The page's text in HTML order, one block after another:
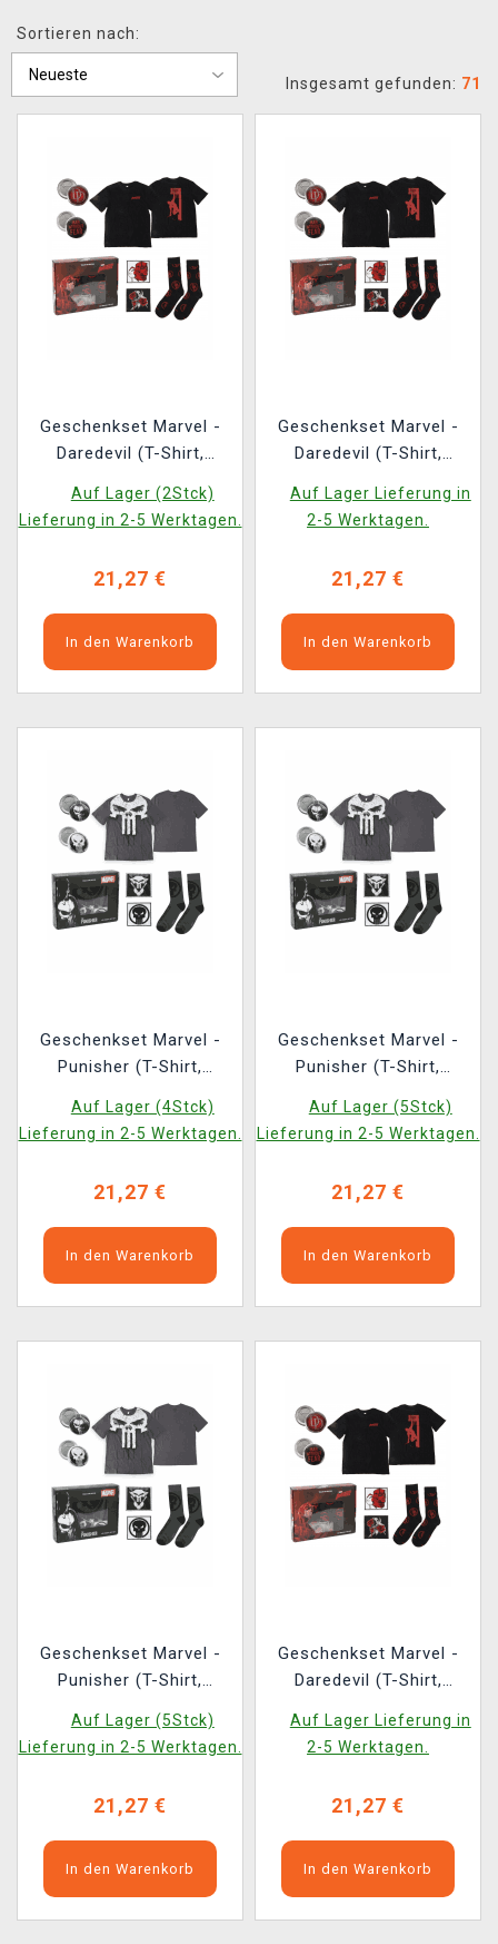
XZONE CLUB
Sortieren nach:
Insgesamt gefunden: 71
Geschenkset Marvel -
Daredevil (T-Shirt,
Socken) (Größe XL)
Auf Lager (2Stck)
Lieferung in 2-5 Werktagen.
21,27 €
In den Warenkorb
Geschenkset Marvel -
Daredevil (T-Shirt,
Socken) (Größe L)
Auf Lager Lieferung in
2-5 Werktagen.
21,27 €
In den Warenkorb
Geschenkset Marvel -
Punisher (T-Shirt,
Socken) (Größe XL)
Auf Lager (4Stck)
Lieferung in 2-5 Werktagen.
21,27 €
In den Warenkorb
Geschenkset Marvel -
Punisher (T-Shirt,
Socken) (Größe L)
Auf Lager (5Stck)
Lieferung in 2-5 Werktagen.
21,27 €
In den Warenkorb
Geschenkset Marvel -
Punisher (T-Shirt,
Socken) (Größe M)
Auf Lager (5Stck)
Lieferung in 2-5 Werktagen.
21,27 €
In den Warenkorb
Geschenkset Marvel -
Daredevil (T-Shirt,
Socken) (Größe M)
Auf Lager Lieferung in
2-5 Werktagen.
21,27 €
In den Warenkorb